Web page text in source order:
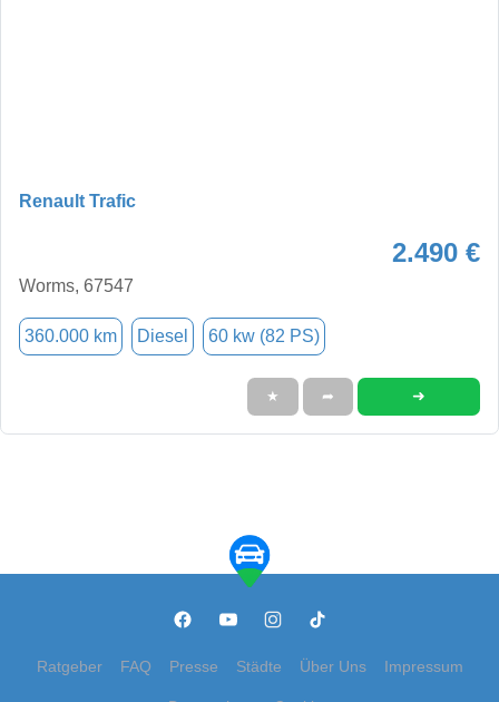
Renault Trafic
2.490 €
Worms, 67547
360.000 km Diesel 60 kw (82 PS)
★ ➦ ➜
Ratgeber FAQ Presse Städte Über Uns Impressum